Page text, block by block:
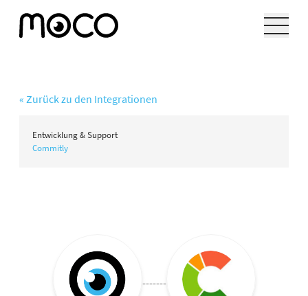
« Zurück zu den Integrationen
Entwicklung & Support
Commitly
-------